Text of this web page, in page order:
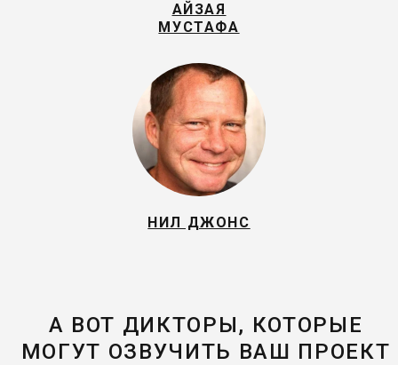
АЙЗАЯ
МУСТАФА
НИЛ ДЖОНС
А ВОТ ДИКТОРЫ, КОТОРЫЕ
МОГУТ ОЗВУЧИТЬ ВАШ ПРОЕКТ